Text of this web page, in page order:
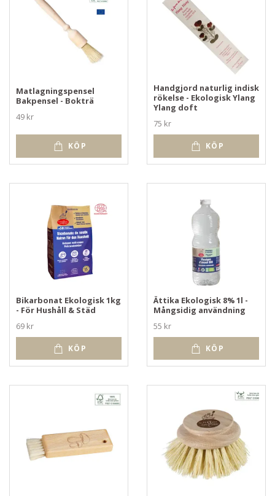
Matlagningspensel
Bakpensel - Bokträ
49 kr
KÖP
Handgjord naturlig indisk
rökelse - Ekologisk Ylang
Ylang doft
75 kr
KÖP
Bikarbonat Ekologisk 1kg
- För Hushåll & Städ
69 kr
KÖP
Ättika Ekologisk 8% 1l -
Mångsidig användning
55 kr
KÖP